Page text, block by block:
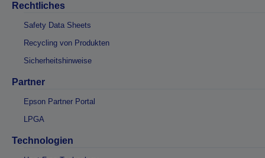
Rechtliches
Safety Data Sheets
Recycling von Produkten
Sicherheitshinweise
Partner
Epson Partner Portal
LPGA
Technologien